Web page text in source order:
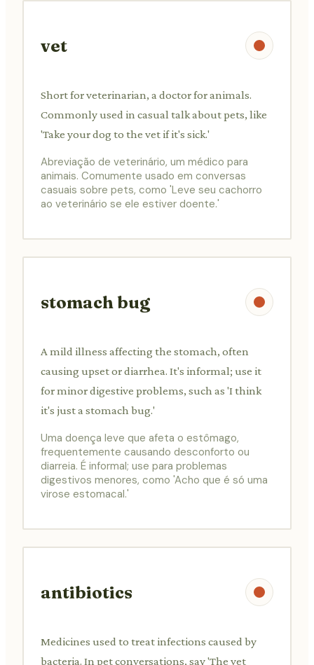
vet
Short for veterinarian, a doctor for animals.
Commonly used in casual talk about pets, like
'Take your dog to the vet if it's sick.'
Abreviação de veterinário, um médico para
animais. Comumente usado em conversas
casuais sobre pets, como 'Leve seu cachorro
ao veterinário se ele estiver doente.'
stomach bug
A mild illness affecting the stomach, often
causing upset or diarrhea. It's informal; use it
for minor digestive problems, such as 'I think
it's just a stomach bug.'
Uma doença leve que afeta o estômago,
frequentemente causando desconforto ou
diarreia. É informal; use para problemas
digestivos menores, como 'Acho que é só uma
virose estomacal.'
antibiotics
Medicines used to treat infections caused by
bacteria. In pet conversations, say 'The vet